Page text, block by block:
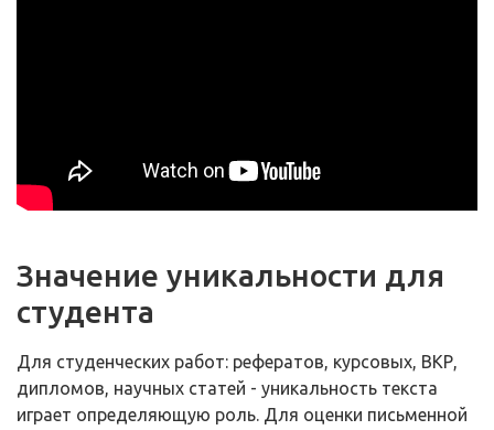
Значение уникальности для
студента
Для студенческих работ: рефератов, курсовых, ВКР,
дипломов, научных статей - уникальность текста
играет определяющую роль. Для оценки письменной